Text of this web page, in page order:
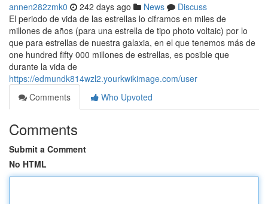
annen282zmk0 242 days ago News
Discuss
El periodo de vida de las estrellas lo ciframos en miles de
millones de años (para una estrella de tipo photo voltaic) por lo
que para estrellas de nuestra galaxia, en el que tenemos más de
one hundred fifty 000 millones de estrellas, es posible que
durante la vida de
https://edmundk814wzl2.yourkwikimage.com/user
Comments
Who Upvoted
Comments
Submit a Comment
No HTML